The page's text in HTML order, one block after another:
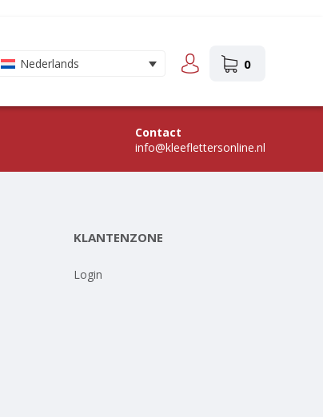
Nederlands 0
Contact
info@kleeflettersonline.nl
KLANTENZONE
Login